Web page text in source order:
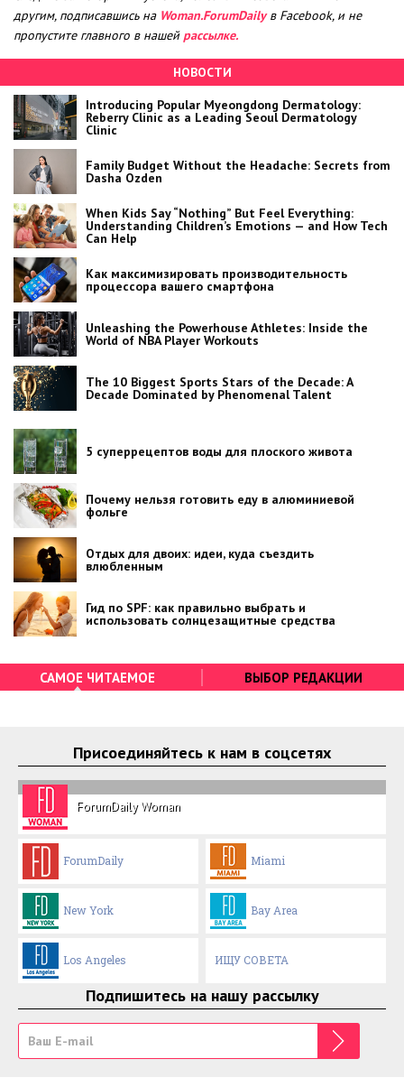
другим, подписавшись на Woman.ForumDailyв Facebook, и не
пропустите главного в нашей рассылке.
НОВОСТИ
Introducing Popular Myeongdong Dermatology:
Reberry Clinic as a Leading Seoul Dermatology
Clinic
Family Budget Without the Headache: Secrets from
Dasha Ozden
When Kids Say “Nothing” But Feel Everything:
Understanding Children’s Emotions — and How Tech
Can Help
Как максимизировать производительность
процессора вашего смартфона
Unleashing the Powerhouse Athletes: Inside the
World of NBA Player Workouts
The 10 Biggest Sports Stars of the Decade: A
Decade Dominated by Phenomenal Talent
5 суперрецептов воды для плоского живота
Почему нельзя готовить еду в алюминиевой
фольге
Отдых для двоих: идеи, куда съездить
влюбленным
Гид по SPF: как правильно выбрать и
использовать солнцезащитные средства
САМОЕ ЧИТАЕМОЕ ВЫБОР РЕДАКЦИИ
Присоединяйтесь к нам в соцсетях
ForumDaily Woman
ForumDaily Miami
New York Bay Area
Los Angeles ИЩУ СОВЕТА
Подпишитесь на нашу рассылку